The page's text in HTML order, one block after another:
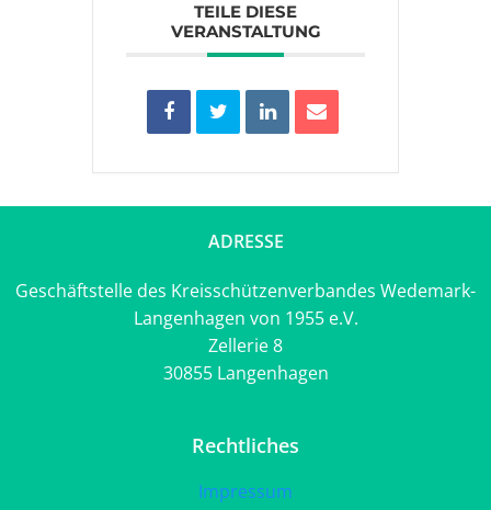
TEILE DIESE
VERANSTALTUNG
ADRESSE
Geschäftstelle des Kreisschützenverbandes Wedemark-
Langenhagen von 1955 e.V.
Zellerie 8
30855 Langenhagen
Rechtliches
Impressum